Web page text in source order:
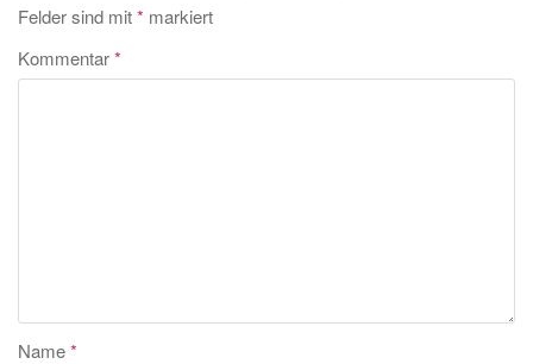
Felder sind mit* markiert
Kommentar*
Name*